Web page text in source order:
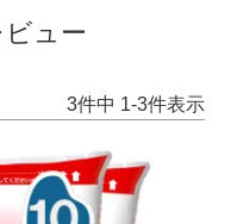
ュー
3件中 1-3件表示